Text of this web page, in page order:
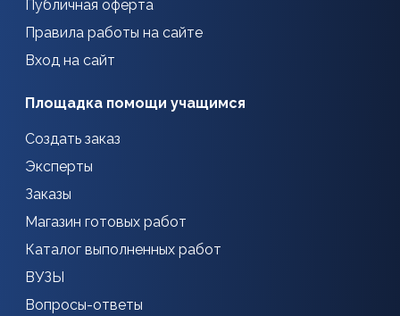
Публичная оферта
Правила работы на сайте
Вход на сайт
Площадка помощи учащимся
Создать заказ
Эксперты
Заказы
Магазин готовых работ
Каталог выполненных работ
ВУЗЫ
Вопросы-ответы